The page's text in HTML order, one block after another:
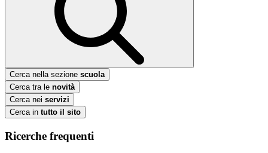
Cerca nella sezione scuola
Cerca tra le novità
Cerca nei servizi
Cerca in tutto il sito
Ricerche frequenti